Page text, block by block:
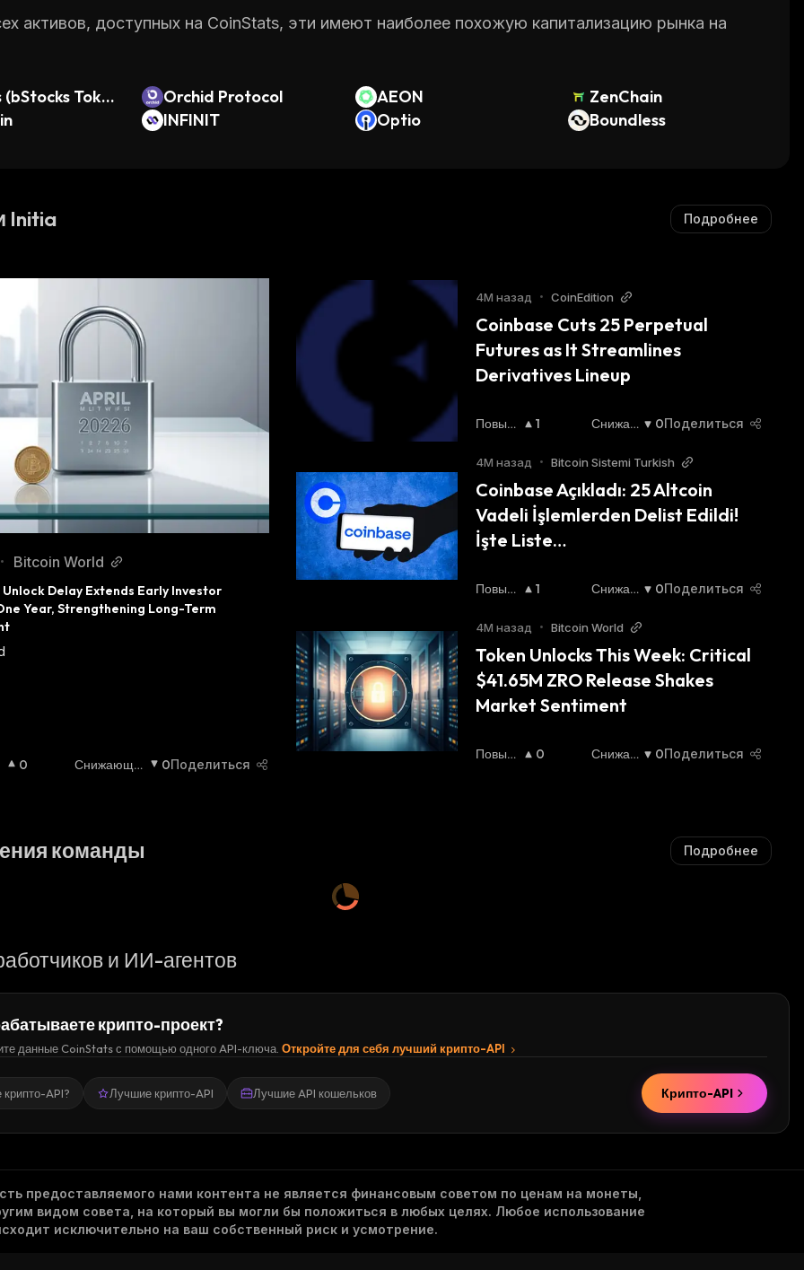
активов, доступных на CoinStats, эти имеют наиболее похожую капитализацию рынка на
(bStocks Token
Orchid Protocol AEON
ZenChain
INFINIT Optio Boundless
Initia Подробнее
• Bitcoin World
Delay Extends Early Investor
Year, Strengthening Long-Term
0
Снижающи
0Поделиться
4М назад • CoinEdition
Coinbase Cuts 25 Perpetual
Futures as It Streamlines
Derivatives Lineup
Повыш
Ся:
1
Снижаю
0Поделиться
4М назад • Bitcoin Sistemi Turkish
Coinbase Açıkladı: 25 Altcoin
Vadeli İşlemlerden Delist Edildi!
İşte Liste…
Повыш
Ся:
1
Снижаю
0Поделиться
4М назад • Bitcoin World
Token Unlocks This Week: Critical
$41.65M ZRO Release Shakes
Market Sentiment
Повыш
0
Снижаю
0Поделиться
команды Подробнее
и ИИ-агентов
крипто-проект?
данные CoinStats с помощью одного API-ключа. Откройте для себя лучший крипто-API
крипто-API? Лучшие крипто-API Лучшие API кошельков Крипто-API
предоставляемого нами контента не является финансовым советом по ценам на монеты,
видом совета, на который вы могли бы положиться в любых целях. Любое использование
исключительно на ваш собственный риск и усмотрение.